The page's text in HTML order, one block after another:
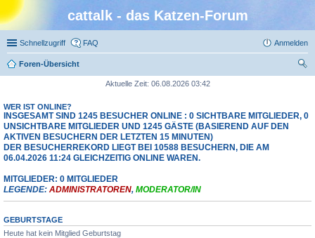
cattalk - das Katzen-Forum
Schnellzugriff FAQ Anmelden
Foren-Übersicht
Aktuelle Zeit: 06.08.2026 03:42
WER IST ONLINE?
INSGESAMT SIND 1245 BESUCHER ONLINE : 0 SICHTBARE MITGLIEDER, 0
UNSICHTBARE MITGLIEDER UND 1245 GÄSTE (BASIEREND AUF DEN
AKTIVEN BESUCHERN DER LETZTEN 15 MINUTEN)
DER BESUCHERREKORD LIEGT BEI 10588 BESUCHERN, DIE AM
06.04.2026 11:24 GLEICHZEITIG ONLINE WAREN.
MITGLIEDER: 0 MITGLIEDER
LEGENDE: ADMINISTRATOREN, MODERATOR/IN
GEBURTSTAGE
Heute hat kein Mitglied Geburtstag